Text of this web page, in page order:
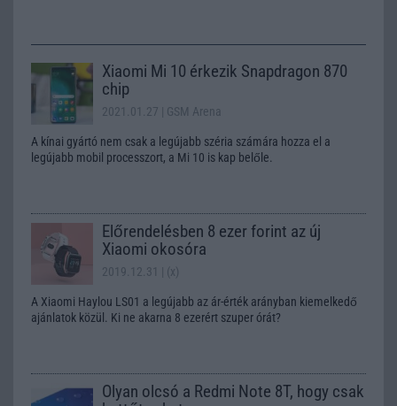
Xiaomi Mi 10 érkezik Snapdragon 870
chip
2021.01.27 | GSM Arena
A kínai gyártó nem csak a legújabb széria számára hozza el a
legújabb mobil processzort, a Mi 10 is kap belőle.
Előrendelésben 8 ezer forint az új
Xiaomi okosóra
2019.12.31 | (x)
A Xiaomi Haylou LS01 a legújabb az ár-érték arányban kiemelkedő
ajánlatok közül. Ki ne akarna 8 ezerért szuper órát?
Olyan olcsó a Redmi Note 8T, hogy csak